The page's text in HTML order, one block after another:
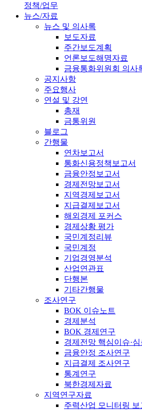
정책/업무
뉴스/자료
뉴스 및 의사록
보도자료
주간보도계획
언론보도해명자료
금융통화위원회 의사
공지사항
주요행사
연설 및 강연
총재
금통위원
블로그
간행물
연차보고서
통화신용정책보고서
금융안정보고서
경제전망보고서
지역경제보고서
지급결제보고서
해외경제 포커스
경제상황 평가
국민계정리뷰
국민계정
기업경영분석
산업연관표
단행본
기타간행물
조사연구
BOK 이슈노트
경제분석
BOK 경제연구
경제전망 핵심이슈·
금융안정 조사연구
지급결제 조사연구
통계연구
북한경제자료
지역연구자료
주력산업 모니터링 보